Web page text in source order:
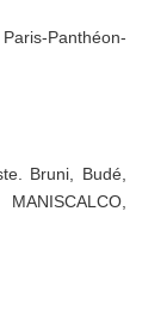
Panthéon-
Bruni, Budé,